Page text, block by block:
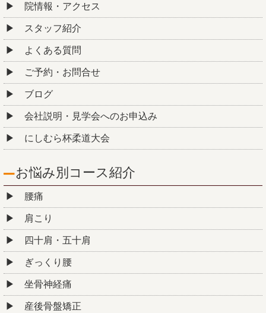
院情報・アクセス
スタッフ紹介
よくある質問
ご予約・お問合せ
ブログ
会社説明・見学会へのお申込み
にしむら杯柔道大会
お悩み別コース紹介
腰痛
肩こり
四十肩・五十肩
ぎっくり腰
坐骨神経痛
産後骨盤矯正